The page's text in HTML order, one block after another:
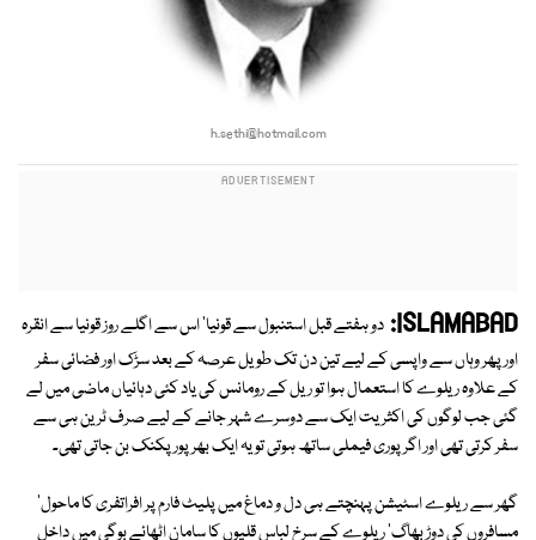
h.sethi@hotmail.com
ISLAMABAD: دو ہفتے قبل استنبول سے قونیا' اس سے اگلے روز قونیا سے انقرہ
اور پھر وہاں سے واپسی کے لیے تین دن تک طویل عرصہ کے بعد سڑک اور فضائی سفر
کے علاوہ ریلوے کا استعمال ہوا تو ریل کے رومانس کی یاد کئی دہائیاں ماضی میں لے
گئی جب لوگوں کی اکثریت ایک سے دوسرے شہر جانے کے لیے صرف ٹرین ہی سے
سفر کرتی تھی اور اگر پوری فیملی ساتھ ہوتی تو یہ ایک بھرپور پکنک بن جاتی تھی۔
گھر سے ریلوے اسٹیشن پہنچتے ہی دل و دماغ میں پلیٹ فارم پر افراتفری کا ماحول'
مسافروں کی دوڑ بھاگ' ریلوے کے سرخ لباس قلیوں کا سامان اٹھائے بوگی میں داخل